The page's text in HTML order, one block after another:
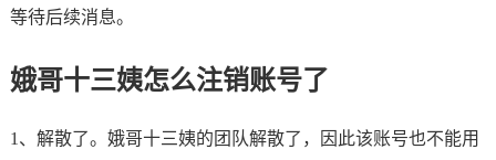
等待后续消息。
娥哥十三姨怎么注销账号了
1、解散了。娥哥十三姨的团队解散了，因此该账号也不能用